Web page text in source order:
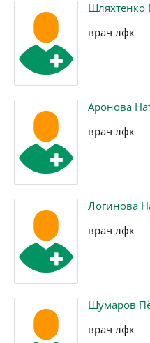
Шляхтенко
врач лфк
Аронова
врач лфк
Логинова
врач лфк
Шумаров
врач лфк